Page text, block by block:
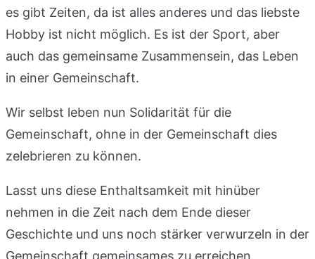
es gibt Zeiten, da ist alles anderes und das liebste
Hobby ist nicht möglich. Es ist der Sport, aber
auch das gemeinsame Zusammensein, das Leben
in einer Gemeinschaft.
Wir selbst leben nun Solidarität für die
Gemeinschaft, ohne in der Gemeinschaft dies
zelebrieren zu können.
Lasst uns diese Enthaltsamkeit mit hinüber
nehmen in die Zeit nach dem Ende dieser
Geschichte und uns noch stärker verwurzeln in der
Gemeinschaft gemeinsames zu erreichen.